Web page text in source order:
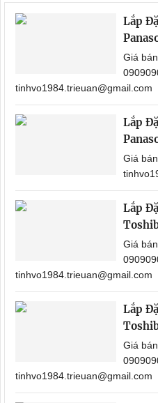
Lắp
Giá
tinhvo1984.trieuan@gmail.com
Lắp
Giá
Lắp
Giá
tinhvo1984.trieuan@gmail.com
Lắp
Giá
tinhvo1984.trieuan@gmail.com